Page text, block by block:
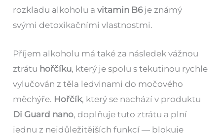
rozkladu alkoholu avitamin B6je známý
svými detoxikačními vlastnostmi.
Příjem alkoholu má také za následek vážnou
ztrátu hořčíku, který je spolu s tekutinou rychle
vylučován z těla ledvinami do močového
měchýře. Hořčík, který se nachází v produktu
Di Guard nano, doplňuje tuto ztrátu a plní
jednu z nejdůležitějších funkcí — blokuje